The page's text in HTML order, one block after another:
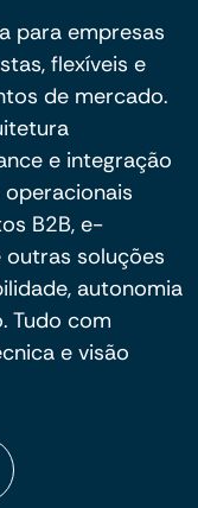
para empresas
flexíveis e
de mercado.
e integração
B2B, e-
soluções
autonomia
Tudo com
e visão